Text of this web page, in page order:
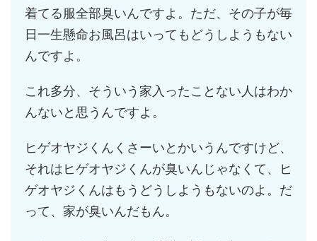
着てる服全部臭いんですよ。ただ、その子が毎
日一生懸命お風呂はいってもどうしようもない
んですよ。
これ多分、そういう家入ったことない人はわか
んないと思うんですよ。
ヒゲオヤジくんくさーいとかいうんですけど、
それはヒゲオヤジくんが臭いんじゃなくて、ヒ
ゲオヤジくんはもうどうしようもないのよ。だ
って、家が臭いんだもん。